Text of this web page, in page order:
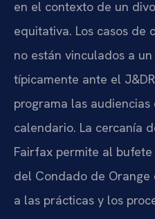
en el contexto de un
equitativa. Los casos de
no están vinculados a
típicamente ante el
programa las audiencias
calendario. La cercanía
Fairfax permite al
del Condado de
a las prácticas y los